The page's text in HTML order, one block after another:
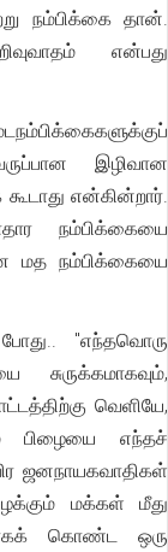
நம்பிக்கை தான்.
என்பது
இழிவான
என்கின்றார்.
நம்பிக்கையை
மத நம்பிக்கையை
"எந்தவொரு
வெளியே,
பிழையை எந்தச்
ஜனநாயகவாதிகள்
மக்கள் மீது
கொண்ட ஒரு